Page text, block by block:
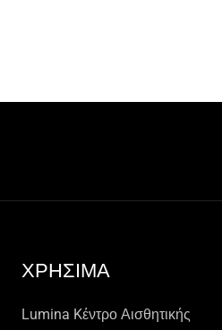
ΧΡΗΣΙΜΑ
Lumina Kέντρο Αισθητικής